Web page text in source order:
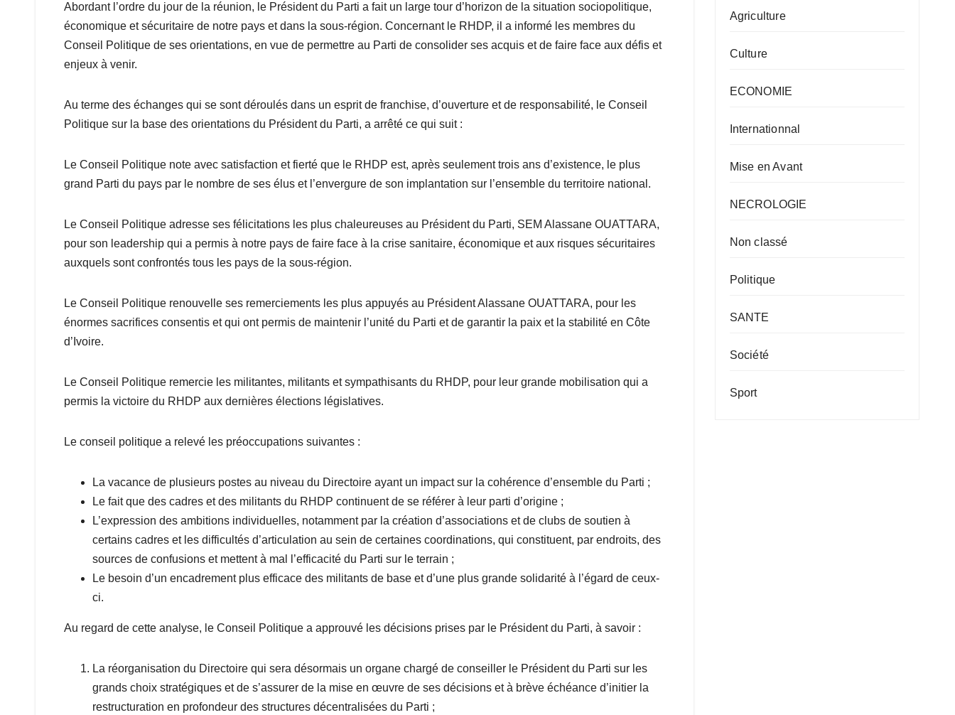
Abordant l’ordre du jour de la réunion, le Président du Parti a fait un large tour d’horizon de la situation sociopolitique,
économique et sécuritaire de notre pays et dans la sous-région. Concernant le RHDP, il a informé les membres du
Conseil Politique de ses orientations, en vue de permettre au Parti de consolider ses acquis et de faire face aux défis et
enjeux à venir.
Au terme des échanges qui se sont déroulés dans un esprit de franchise, d’ouverture et de responsabilité, le Conseil
Politique sur la base des orientations du Président du Parti, a arrêté ce qui suit :
Le Conseil Politique note avec satisfaction et fierté que le RHDP est, après seulement trois ans d’existence, le plus
grand Parti du pays par le nombre de ses élus et l’envergure de son implantation sur l’ensemble du territoire national.
Le Conseil Politique adresse ses félicitations les plus chaleureuses au Président du Parti, SEM Alassane OUATTARA,
pour son leadership qui a permis à notre pays de faire face à la crise sanitaire, économique et aux risques sécuritaires
auxquels sont confrontés tous les pays de la sous-région.
Le Conseil Politique renouvelle ses remerciements les plus appuyés au Président Alassane OUATTARA, pour les
énormes sacrifices consentis et qui ont permis de maintenir l’unité du Parti et de garantir la paix et la stabilité en Côte
d’Ivoire.
Le Conseil Politique remercie les militantes, militants et sympathisants du RHDP, pour leur grande mobilisation qui a
permis la victoire du RHDP aux dernières élections législatives.
Le conseil politique a relevé les préoccupations suivantes :
La vacance de plusieurs postes au niveau du Directoire ayant un impact sur la cohérence d’ensemble du Parti ;
Le fait que des cadres et des militants du RHDP continuent de se référer à leur parti d’origine ;
L’expression des ambitions individuelles, notamment par la création d’associations et de clubs de soutien à
certains cadres et les difficultés d’articulation au sein de certaines coordinations, qui constituent, par endroits, des
sources de confusions et mettent à mal l’efficacité du Parti sur le terrain ;
Le besoin d’un encadrement plus efficace des militants de base et d’une plus grande solidarité à l’égard de ceux-
ci.
Au regard de cette analyse, le Conseil Politique a approuvé les décisions prises par le Président du Parti, à savoir :
La réorganisation du Directoire qui sera désormais un organe chargé de conseiller le Président du Parti sur les
grands choix stratégiques et de s’assurer de la mise en œuvre de ses décisions et à brève échéance d’initier la
restructuration en profondeur des structures décentralisées du Parti ;
Agriculture
Culture
ECONOMIE
Internationnal
Mise en Avant
NECROLOGIE
Non classé
Politique
SANTE
Société
Sport